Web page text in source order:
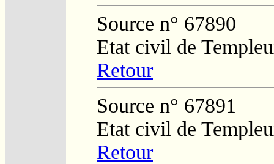
Source n° 67890
Etat civil de
Retour
Source n° 67891
Etat civil de
Retour